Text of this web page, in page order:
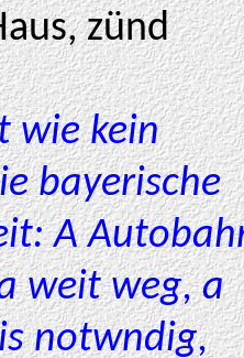
zünd
wie kein
bayerische
A
weit weg, a
notwndig,